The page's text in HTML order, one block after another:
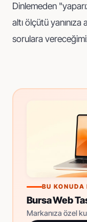
Dinlemeden
altı ölçütü yanınıza
sorulara
BU
Bursa Web
Markanıza özel